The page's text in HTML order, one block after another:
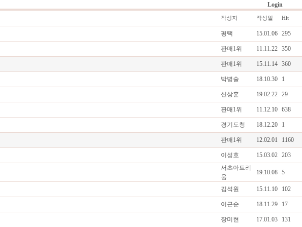
Login
작성자 작성일 Hit
평택 15.01.06 295
판매1위 11.11.22 350
판매1위 15.11.14 360
박병술 18.10.30 1
신상훈 19.02.22 29
판매1위 11.12.10 638
경기도청 18.12.20 1
판매1위 12.02.01 1160
이성호 15.03.02 203
서초아트리
움
19.10.08 5
김석원 15.11.10 102
이근순 18.11.29 17
장미현 17.01.03 131